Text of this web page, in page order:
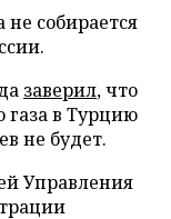
собирается
заверил, что
газа в Турцию
не будет.
Управления